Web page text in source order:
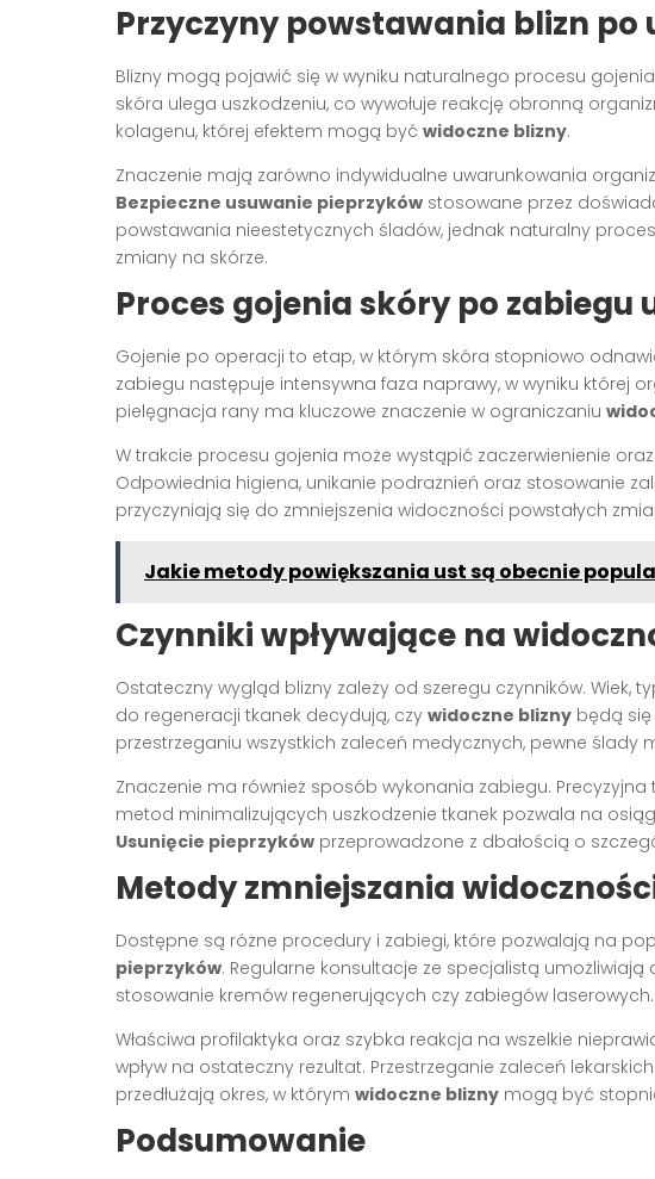
Przyczyny powstawania blizn po
Blizny mogą pojawić się w wyniku naturalnego procesu
skóra ulega uszkodzeniu, co wywołuje reakcję obronną
kolagenu, której efektem mogą być widoczne blizny.
Znaczenie mają zarówno indywidualne uwarunkowania
Bezpieczne usuwanie pieprzyków stosowane przez
powstawania nieestetycznych śladów, jednak naturalny
zmiany na skórze.
Proces gojenia skóry po zabiegu
Gojenie po operacji to etap, w którym skóra stopniowo
zabiegu następuje intensywna faza naprawy, w wyniku której
pielęgnacja rany ma kluczowe znaczenie w ograniczaniu
W trakcie procesu gojenia może wystąpić zaczerwienienie
Odpowiednia higiena, unikanie podrażnień oraz stosowanie
przyczyniają się do zmniejszenia widoczności powstałych
Jakie metody powiększania ust są obecnie
Czynniki wpływające na
Ostateczny wygląd blizny zależy od szeregu czynników. Wiek,
do regeneracji tkanek decydują, czy widoczne blizny będą się
przestrzeganiu wszystkich zaleceń medycznych, pewne ślady
Znaczenie ma również sposób wykonania zabiegu.
metod minimalizujących uszkodzenie tkanek pozwala na
Usunięcie pieprzyków przeprowadzone z dbałością o
Metody zmniejszania
Dostępne są różne procedury i zabiegi, które pozwalają na
pieprzyków. Regularne konsultacje ze specjalistą
stosowanie kremów regenerujących czy zabiegów laserowych.
Właściwa profilaktyka oraz szybka reakcja na wszelkie
wpływ na ostateczny rezultat. Przestrzeganie zaleceń
przedłużają okres, w którym widoczne blizny mogą być
Podsumowanie